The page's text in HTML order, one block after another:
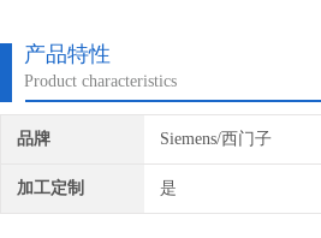
产品特性
Product characteristics
品牌 Siemens/西门子
加工定制 是